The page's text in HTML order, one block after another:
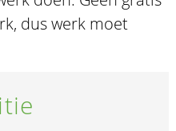
dus werk moet